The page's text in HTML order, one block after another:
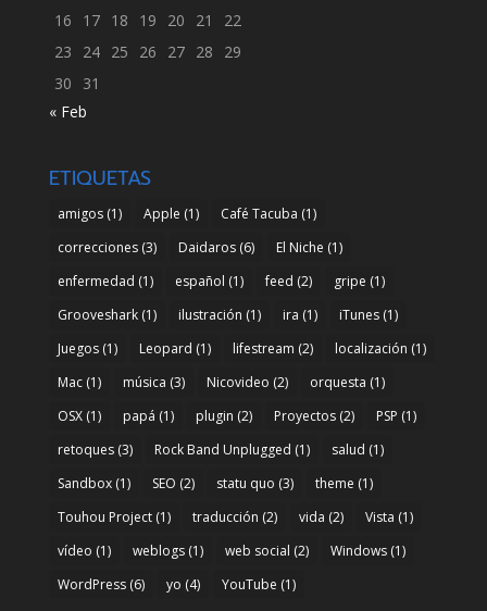
16
17 18 19 20 21
22
23
24 25 26 27 28
29
30
31
« Feb
ETIQUETAS
amigos(1) Apple (1) Café Tacuba (1)
correcciones(3) Daidaros(6) El Niche (1)
enfermedad (1) español (1) feed (2) gripe (1)
Grooveshark(1) ilustración (1) ira (1) iTunes(1)
Juegos(1) Leopard (1) lifestream (2) localización (1)
Mac(1) música (3) Nicovideo (2) orquesta (1)
OSX(1) papá (1) plugin (2) Proyectos(2) PSP (1)
retoques(3) Rock Band Unplugged (1) salud (1)
Sandbox(1) SEO (2) statu quo (3) theme (1)
Touhou Project(1) traducción (2) vida (2) Vista (1)
vídeo (1) weblogs(1) web social (2) Windows(1)
WordPress(6) yo (4) YouTube (1)